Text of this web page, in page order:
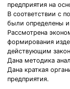
предприятия на
В соответствии с
были определены
Рассмотрена
формирования
действующим
Дана методика
Дана краткая
предприятия.